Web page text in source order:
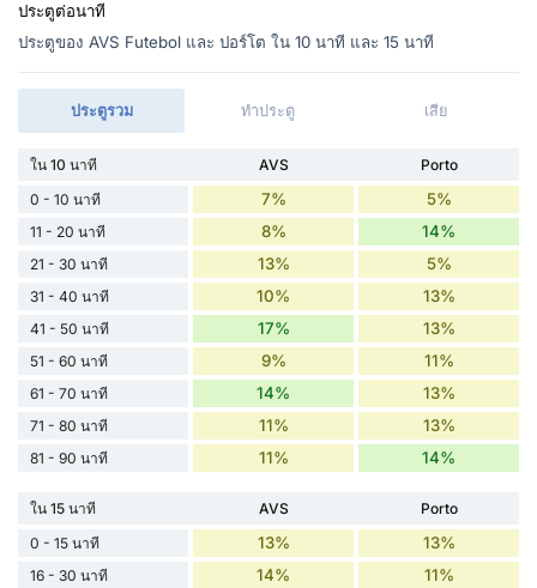
ประตูต่อนาที
ประตูของ AVS Futebol และ ปอร์โต ใน 10 นาที และ 15 นาที
ประตูรวม ทำประตู เสีย
ใน 10 นาที AVS
Porto
0 - 10 นาที
7% 5%
11 - 20 นาที 8% 14%
21 - 30 นาที 13% 5%
31 - 40 นาที 10% 13%
41 - 50 นาที 17% 13%
51 - 60 นาที 9% 11%
61 - 70 นาที 14% 13%
71 - 80 นาที 11% 13%
81 - 90 นาที 11% 14%
ใน 15 นาที AVS
Porto
0 - 15 นาที
13% 13%
16 - 30 นาที 14% 11%